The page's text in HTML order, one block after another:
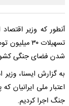
آنطور که وزیر
تسهیلات
شدن فضای جنگی
به گزارش ایسنا،
اعتبار ملی ایرانیان
جنگ اجرا کردیم.